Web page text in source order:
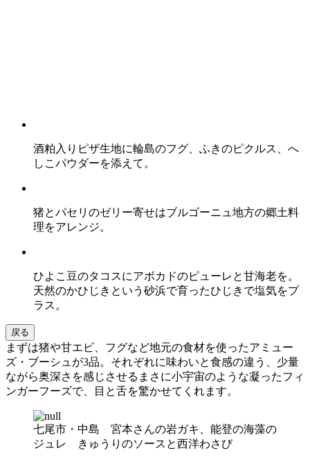
酒粕入りピザ生地に輪島のフグ、ふきのピクルス、へ
しこパウダーを添えて。
猪とパセリのゼリー寄せはブルゴーニュ地方の郷土料
理をアレンジ。
ひよこ豆のタコスにアボカドのピューレと甘海老を。
天然のかひじきという砂浜で育ったひじきで塩気をプ
ラス。
戻る
まずは猪や甘エビ、フグなど地元の食材を使ったアミュー
ズ・ブーシュが3品。それぞれに味わいと食感の違う、少量
ながら奥深さを感じさせるまさに小宇宙のような凝ったフィ
ンガーフーズで、目と舌を驚かせてくれます。
七尾市・中島 宮本さんの岩ガキ、能登の海藻の
ジュレ きゅうりのソースと西洋わさび